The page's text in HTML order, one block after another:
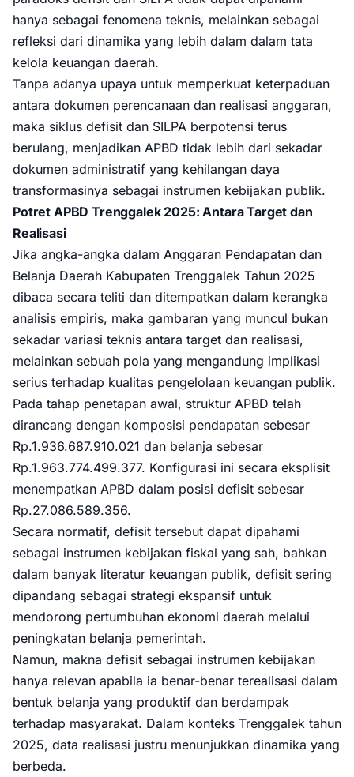
hanya sebagai fenomena teknis, melainkan sebagai
refleksi dari dinamika yang lebih dalam dalam tata
kelola keuangan daerah.
Tanpa adanya upaya untuk memperkuat keterpaduan
antara dokumen perencanaan dan realisasi anggaran,
maka siklus defisit dan SILPA berpotensi terus
berulang, menjadikan APBD tidak lebih dari sekadar
dokumen administratif yang kehilangan daya
transformasinya sebagai instrumen kebijakan publik.
Potret APBD Trenggalek 2025: Antara Target dan
Realisasi
Jika angka-angka dalam Anggaran Pendapatan dan
Belanja Daerah Kabupaten Trenggalek Tahun 2025
dibaca secara teliti dan ditempatkan dalam kerangka
analisis empiris, maka gambaran yang muncul bukan
sekadar variasi teknis antara target dan realisasi,
melainkan sebuah pola yang mengandung implikasi
serius terhadap kualitas pengelolaan keuangan publik.
Pada tahap penetapan awal, struktur APBD telah
dirancang dengan komposisi pendapatan sebesar
Rp.1.936.687.910.021 dan belanja sebesar
Rp.1.963.774.499.377. Konfigurasi ini secara eksplisit
menempatkan APBD dalam posisi defisit sebesar
Rp.27.086.589.356.
Secara normatif, defisit tersebut dapat dipahami
sebagai instrumen kebijakan fiskal yang sah, bahkan
dalam banyak literatur keuangan publik, defisit sering
dipandang sebagai strategi ekspansif untuk
mendorong pertumbuhan ekonomi daerah melalui
peningkatan belanja pemerintah.
Namun, makna defisit sebagai instrumen kebijakan
hanya relevan apabila ia benar-benar terealisasi dalam
bentuk belanja yang produktif dan berdampak
terhadap masyarakat. Dalam konteks Trenggalek tahun
2025, data realisasi justru menunjukkan dinamika yang
berbeda.